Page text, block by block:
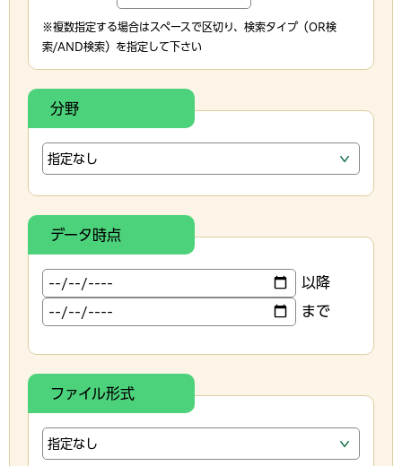
※複数指定する場合はスペースで区切り、検索タイプ（OR検
索/AND検索）を指定して下さい
分野
データ時点
以降
まで
ファイル形式